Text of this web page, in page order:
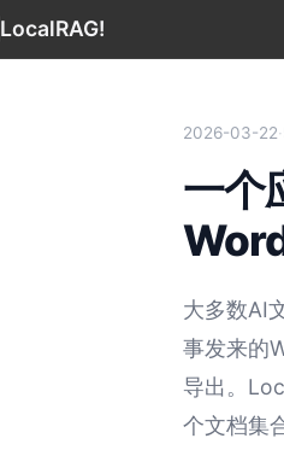
LocalRAG!
2026-03-22·
一个
大多数AI
事发来的
导出。
个文档集